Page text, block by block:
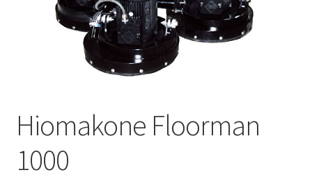
Hiomakone Floorman
1000